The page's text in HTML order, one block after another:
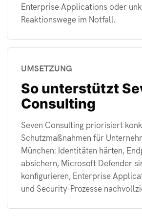
Enterprise Applications oder
Reaktionswege im Notfall.
UMSETZUNG
So unterstützt
Consulting
Seven Consulting priorisiert
Schutzmaßnahmen für
München: Identitäten härten,
absichern, Microsoft Defender
konfigurieren, Enterprise
und Security-Prozesse